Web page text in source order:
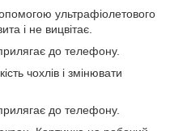
ультрафіолетового
і не вицвітає.
до телефону.
чохлів і змінювати
до телефону.